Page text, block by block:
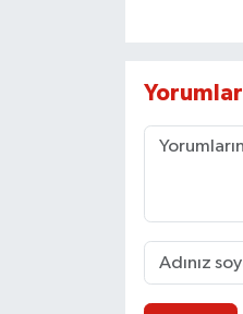
Yorumlar